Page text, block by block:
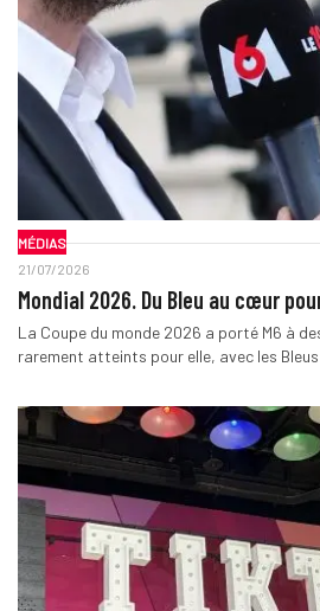
MÉDIAS
21/07/2026
Mondial 2026. Du Bleu au cœur
La Coupe du monde 2026 a porté M6 à
rarement atteints pour elle, avec les